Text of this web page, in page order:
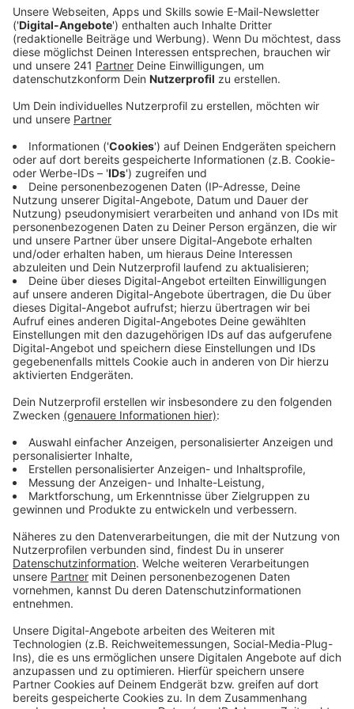
Veröffentlicht: Donnerstag, 12.10.2023 15:51
Anzeige
Dort sollen Kitagruppen und Grundschulen lernen, wie
beginnt mit einem Frühstück, das die Kinder von
zuhause mitgebracht haben. Dabei erklären die
Beraterinnen, was ein gesundes Kindergartenfrühstück
ausmacht – und was die Entstehung von Karies
begünstigen kann. Dann geht es in einen Raum mit UV-
Licht, in dem die Kinder sehen können, wo sie beim
Zähneputzen nicht gründlich genug sind. Und mit einem
Behandlungsstuhl werden Zahnarztbesuche
nachgestellt. Realisiert wurde das Projekt in
Zusammenarbeit mit den Zahnmedizinischen Dienst
und der Stadt Leverkusen. Die Kosten belaufen sich
hierbei auf 65.000 Euro.
Anzeige
Weitere Meldungen aus Leverkusen
Anzeige
Shampoo für 300 Euro gestohlen: Polizei fasst
Ladendieb
Ukraine gegen Italien: Länderspiel in der BayArena
Bayer schaut nach Brüssel: Beratungen über
Glyphosat-Zulassung
Anzeige